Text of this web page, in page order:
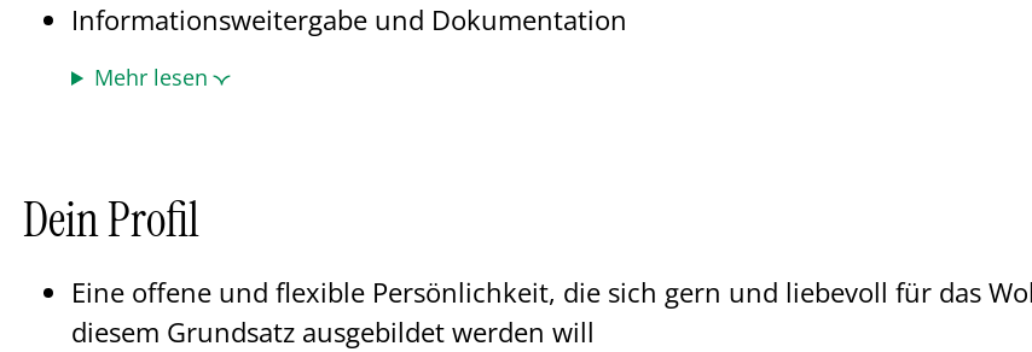
Informationsweitergabe und Dokumentation
Mehr lesen
Dein Profil
Eine offene und flexible Persönlichkeit, die sich gern und liebevoll für das
diesem Grundsatz ausgebildet werden will